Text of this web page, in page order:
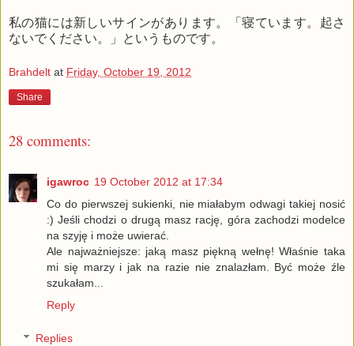
私の猫には新しいサインがあります。「寝ています。起さ
ないでください。」というものです。
Brahdelt at Friday, October 19, 2012
Share
28 comments:
igawroc 19 October 2012 at 17:34
Co do pierwszej sukienki, nie miałabym odwagi takiej nosić
:) Jeśli chodzi o drugą masz rację, góra zachodzi modelce
na szyję i może uwierać.
Ale najważniejsze: jaką masz piękną wełnę! Właśnie taka
mi się marzy i jak na razie nie znalazłam. Być może źle
szukałam...
Reply
Replies